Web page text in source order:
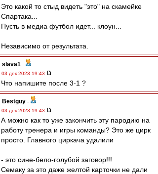
Это какой то стыд видеть "это" на скамейке
Спартака...
Пусть в медиа футбол идет... клоун...
Независимо от результата.
slava1 -
03 дек 2023 19:43
Что напишите после 3-1 ?
Bestguy -
03 дек 2023 19:43
А можно как то уже закончить эту пародию на
работу тренера и игры команды? Это же цирк
просто. Главного циркача удалили
- это сине-бело-голубой заговор!!!
Семаку за это даже желтой карточки не дали